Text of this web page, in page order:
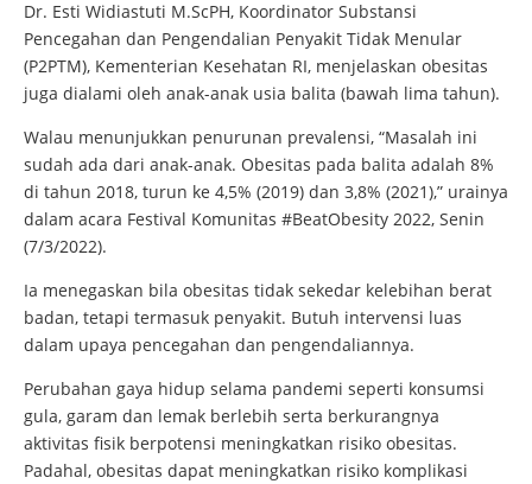
Dr. Esti Widiastuti M.ScPH, Koordinator Substansi
Pencegahan dan Pengendalian Penyakit Tidak Menular
(P2PTM), Kementerian Kesehatan RI, menjelaskan obesitas
juga dialami oleh anak-anak usia balita (bawah lima tahun).
Walau menunjukkan penurunan prevalensi, “Masalah ini
sudah ada dari anak-anak. Obesitas pada balita adalah 8%
di tahun 2018, turun ke 4,5% (2019) dan 3,8% (2021),” urainya
dalam acara Festival Komunitas #BeatObesity 2022, Senin
(7/3/2022).
Ia menegaskan bila obesitas tidak sekedar kelebihan berat
badan, tetapi termasuk penyakit. Butuh intervensi luas
dalam upaya pencegahan dan pengendaliannya.
Perubahan gaya hidup selama pandemi seperti konsumsi
gula, garam dan lemak berlebih serta berkurangnya
aktivitas fisik berpotensi meningkatkan risiko obesitas.
Padahal, obesitas dapat meningkatkan risiko komplikasi